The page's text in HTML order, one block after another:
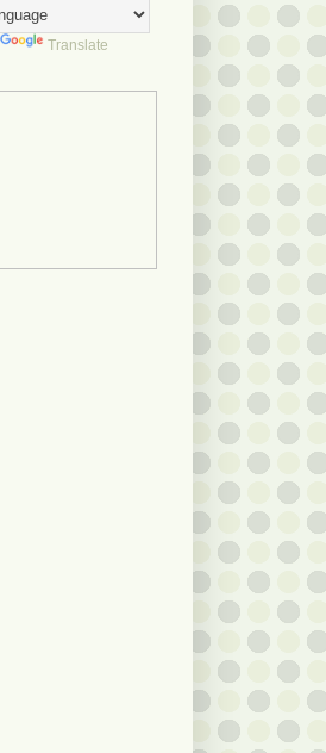
Translate